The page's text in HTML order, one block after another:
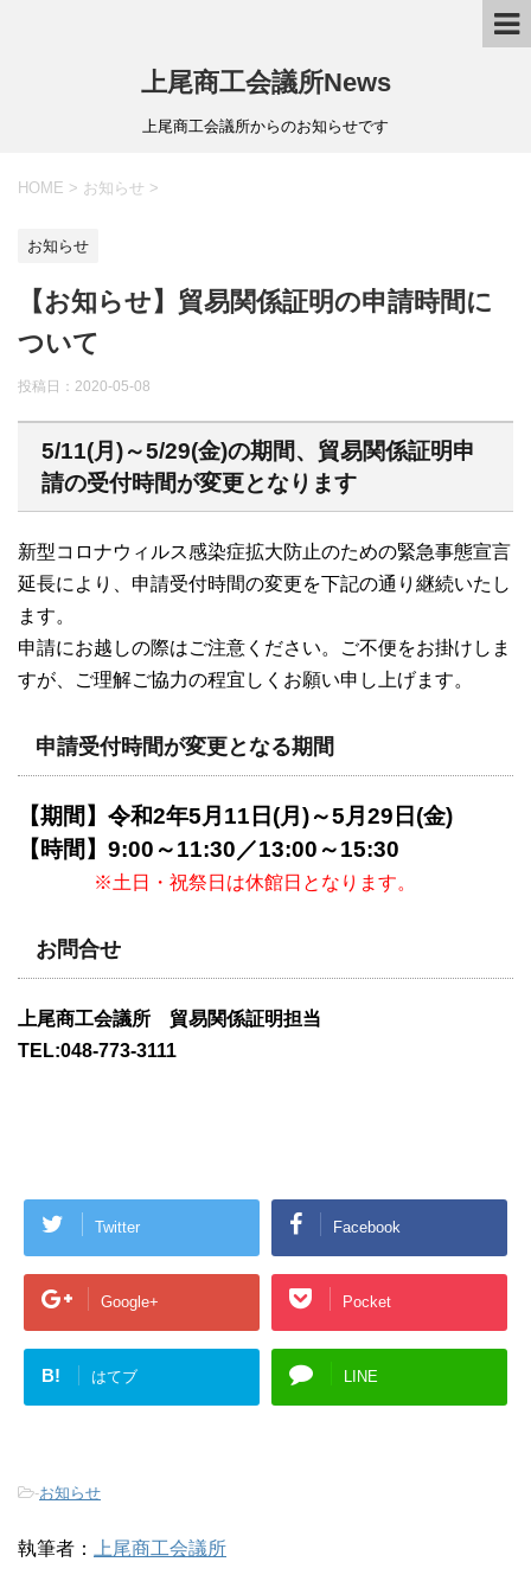
上尾商工会議所News
上尾商工会議所からのお知らせです
HOME > お知らせ >
お知らせ
【お知らせ】貿易関係証明の申請時間に
ついて
投稿日： 2020-05-08
5/11(月)～5/29(金)の期間、貿易関係証明申
請の受付時間が変更となります
新型コロナウィルス感染症拡大防止のための緊急事態宣言
延長により、申請受付時間の変更を下記の通り継続いたし
ます。
申請にお越しの際はご注意ください。ご不便をお掛けしま
すが、ご理解ご協力の程宜しくお願い申し上げます。
申請受付時間が変更となる期間
【期間】令和2年5月11日(月)～5月29日(金)
【時間】9:00～11:30／13:00～15:30
※土日・祝祭日は休館日となります。
お問合せ
上尾商工会議所 貿易関係証明担当
TEL:048-773-3111
Twitter Facebook
Google+ Pocket
B! はてブ LINE
-お知らせ
執筆者： 上尾商工会議所